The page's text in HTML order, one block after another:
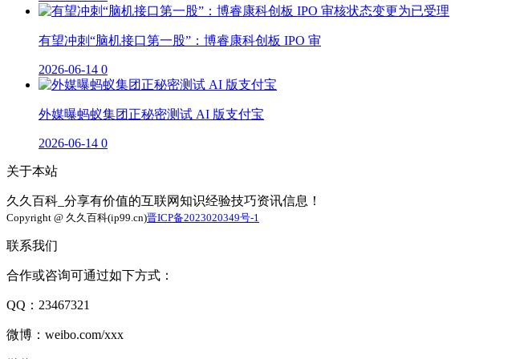
有望冲刺“脑机接口第一股”：博睿康科创板 IPO 审
2026-06-14 0
外媒曝蚂蚁集团正秘密测试 AI 版支付宝
2026-06-14 0
关于本站
久久百科_分享有价值的互联网知识经验技巧资讯信息！
Copyright @ 久久百科(ip99.cn)晋ICP备2023020349号-1
联系我们
合作或咨询可通过如下方式：
QQ：23467321
微博：weibo.com/xxx